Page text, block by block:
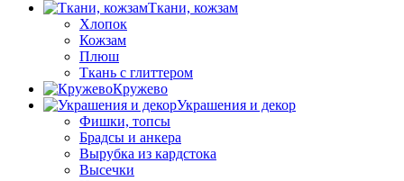
Ткани, кожзам
Хлопок
Кожзам
Плюш
Ткань с глиттером
Кружево
Украшения и декор
Фишки, топсы
Брадсы и анкера
Вырубка из кардстока
Высечки